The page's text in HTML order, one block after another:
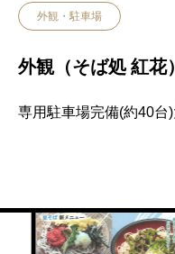
外観・駐車場
外観（そば処 紅花）
専用駐車場完備(約40台